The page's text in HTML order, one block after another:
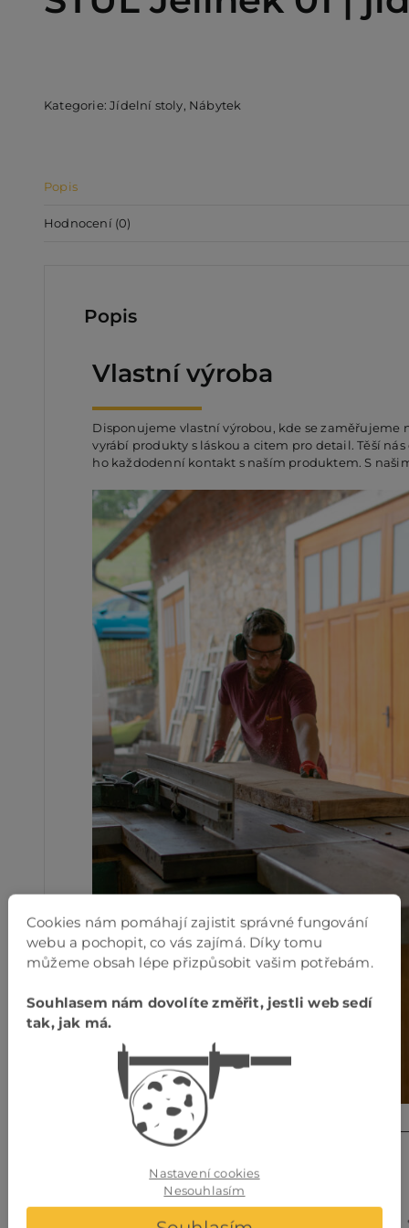
Kategorie:Jídelní stoly, Nábytek
Popis
Hodnocení (0)
Popis
Vlastní výroba
Disponujeme vlastní výrobou, kde se zaměřujeme
vyrábí produkty s láskou a citem pro detail. Těší
ho každodenní kontakt s naším produktem. S
Cookies nám pomáhají zajistit správné fungování
webu a pochopit, co vás zajímá. Díky tomu
můžeme obsah lépe přizpůsobit vašim potřebám.
Souhlasem nám dovolíte změřit, jestli web sedí
tak, jak má.
Nastavení cookies
Nesouhlasím